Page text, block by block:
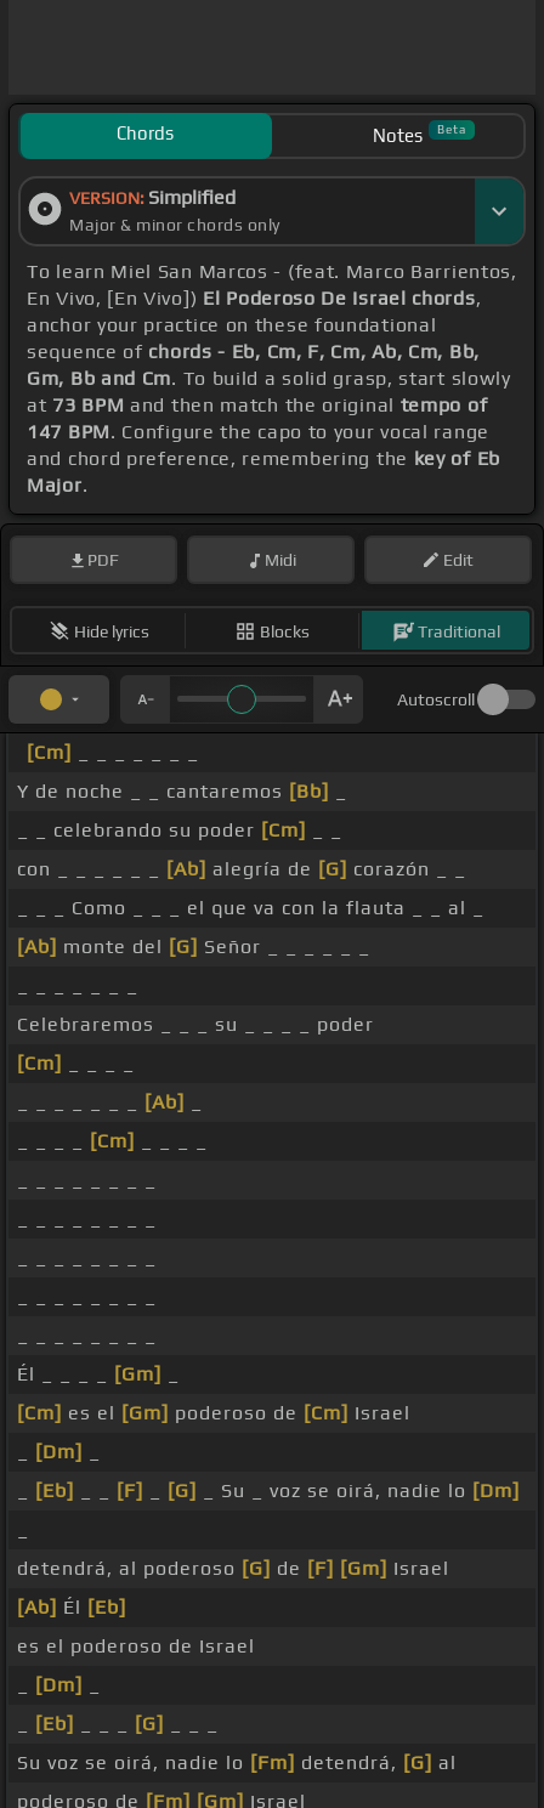
Chords Notes Beta
VERSION: Simplified
Major & minor chords only
To learn Miel San Marcos - (feat. Marco Barrientos,
En Vivo, [En Vivo]) El Poderoso De Israel chords,
anchor your practice on these foundational
sequence of chords - Eb, Cm, F, Cm, Ab, Cm, Bb,
Gm, Bb and Cm. To build a solid grasp, start slowly
at 73 BPM and then match the original tempo of
147 BPM. Configure the capo to your vocal range
and chord preference, remembering the key of Eb
Major.
PDF Midi Edit
Hide lyrics Blocks Traditional
Autoscroll
[Cm]
Y de noche _ _ cantaremos [Bb]
_ _ celebrando su poder [Cm]
con _ _ _ _ _ _
[Ab] alegría de [G] corazón _ _
_ _ _ Como _ _ _ el que va con la flauta _ _ al _
[Ab] monte del [G] Señor _ _ _ _ _ _
Celebraremos _ _ _ su _ _ _ _ poder
[Cm]
[Ab]
[Cm]
Él _ _ _ _
[Gm]
[Cm] es el [Gm] poderoso de [Cm] Israel
[Dm]
[Eb] [F] [G] _ Su _ voz se oirá, nadie lo [Dm]
detendrá, al poderoso [G] de [F] [Gm] Israel
[Ab] Él [Eb]
es el poderoso de Israel
[Dm]
[Eb] [G]
Su voz se oirá, nadie lo [Fm] detendrá, [G] al
poderoso de [Fm] [Gm] Israel _